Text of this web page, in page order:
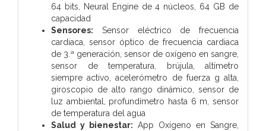
64 bits, Neural Engine de 4 núcleos, 64 GB de
capacidad
Sensores: Sensor eléctrico de frecuencia
cardiaca, sensor óptico de frecuencia cardiaca
de 3.ª generación, sensor de oxígeno en sangre,
sensor de temperatura, brújula, altímetro
siempre activo, acelerómetro de fuerza g alta,
giroscopio de alto rango dinámico, sensor de
luz ambiental, profundímetro hasta 6 m, sensor
de temperatura del agua
Salud y bienestar: App Oxígeno en Sangre,